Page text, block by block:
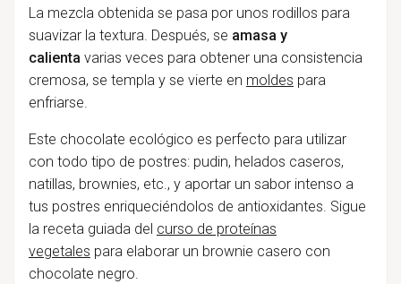
La mezcla obtenida se pasa por unos rodillos para
suavizar la textura. Después, se amasa y
calienta varias veces para obtener una consistencia
cremosa, se templa y se vierte en moldes para
enfriarse.
Este chocolate ecológico es perfecto para utilizar
con todo tipo de postres: pudin, helados caseros,
natillas, brownies, etc., y aportar un sabor intenso a
tus postres enriqueciéndolos de antioxidantes. Sigue
la receta guiada del curso de proteínas
vegetales para elaborar un brownie casero con
chocolate negro.